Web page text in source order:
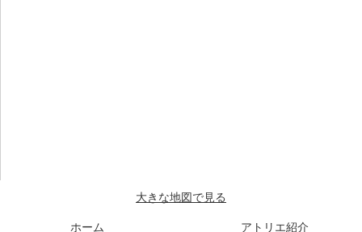
大きな地図で見る
ホーム アトリエ紹介